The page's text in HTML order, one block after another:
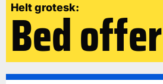
Helt grotesk:
Bed